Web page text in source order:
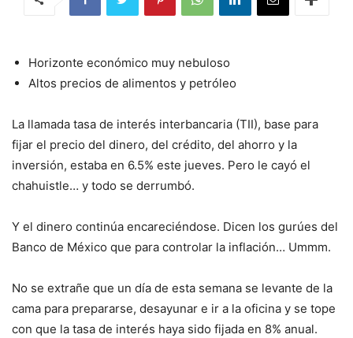
Horizonte económico muy nebuloso
Altos precios de alimentos y petróleo
La llamada tasa de interés interbancaria (TII), base para
fijar el precio del dinero, del crédito, del ahorro y la
inversión, estaba en 6.5% este jueves. Pero le cayó el
chahuistle… y todo se derrumbó.
Y el dinero continúa encareciéndose. Dicen los gurúes del
Banco de México que para controlar la inflación… Ummm.
No se extrañe que un día de esta semana se levante de la
cama para prepararse, desayunar e ir a la oficina y se tope
con que la tasa de interés haya sido fijada en 8% anual.